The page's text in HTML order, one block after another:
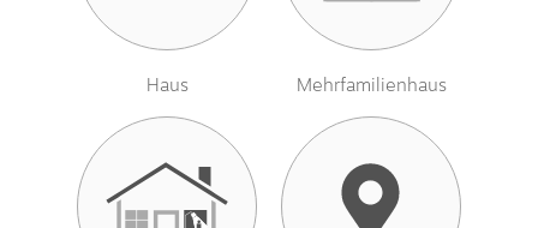
Haus Mehrfamilienhaus